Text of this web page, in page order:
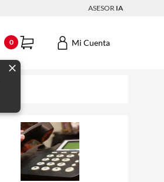
ASESOR IA
0 Mi Cuenta